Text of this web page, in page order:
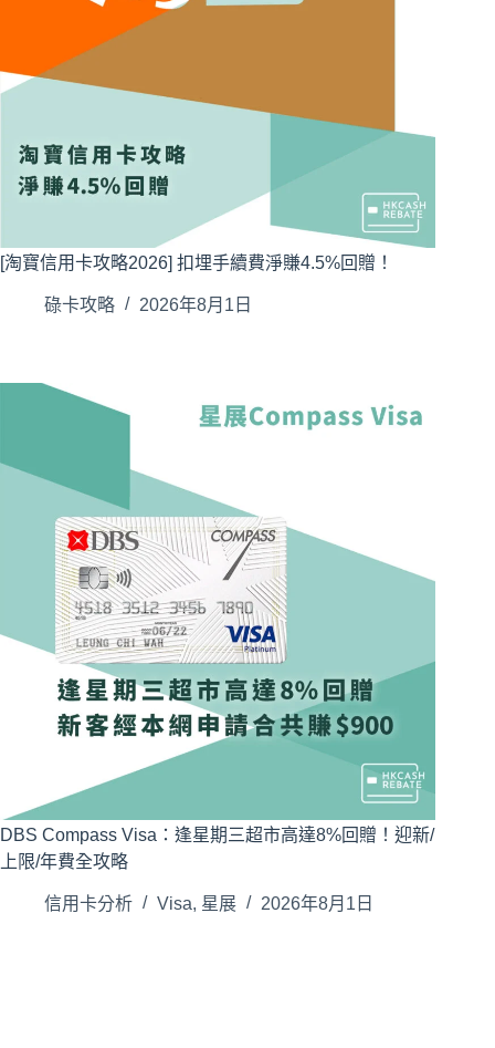
[淘寶信用卡攻略2026] 扣埋手續費淨賺4.5%回贈！
碌卡攻略 2026年8月1日
DBS Compass Visa：逢星期三超市高達8%回贈！迎新/
上限/年費全攻略
信用卡分析 Visa, 星展 2026年8月1日